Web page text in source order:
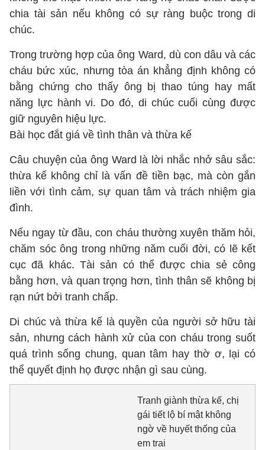
chia tài sản nếu không có sự ràng buộc trong di
chúc.
Trong trường hợp của ông Ward, dù con dâu và các
cháu bức xúc, nhưng tòa án khẳng định không có
bằng chứng cho thấy ông bị thao túng hay mất
năng lực hành vi. Do đó, di chúc cuối cùng được
giữ nguyên hiệu lực.
Bài học đắt giá về tình thân và thừa kế
Câu chuyện của ông Ward là lời nhắc nhở sâu sắc:
thừa kế không chỉ là vấn đề tiền bạc, mà còn gắn
liền với tình cảm, sự quan tâm và trách nhiệm gia
đình.
Nếu ngay từ đầu, con cháu thường xuyên thăm hỏi,
chăm sóc ông trong những năm cuối đời, có lẽ kết
cục đã khác. Tài sản có thể được chia sẻ công
bằng hơn, và quan trọng hơn, tình thân sẽ không bị
rạn nứt bởi tranh chấp.
Di chúc và thừa kế là quyền của người sở hữu tài
sản, nhưng cách hành xử của con cháu trong suốt
quá trình sống chung, quan tâm hay thờ ơ, lại có
thể quyết định họ được nhận gì sau cùng.
Tranh giành thừa kế, chị
gái tiết lộ bí mật không
ngờ về huyết thống của
em trai